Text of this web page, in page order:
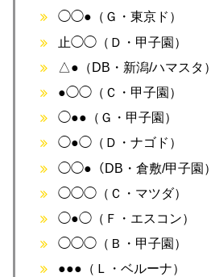
◯◯●（Ｇ・東京ド）
止◯◯（Ｄ・甲子園）
△●（DB・新潟/ハマスタ）
●◯◯（Ｃ・甲子園）
◯●●（Ｇ・甲子園）
◯●◯（Ｄ・ナゴド）
◯◯●（DB・倉敷/甲子園）
◯◯◯（Ｃ・マツダ）
◯●◯（Ｆ・エスコン）
◯◯◯（Ｂ・甲子園）
●●●（Ｌ・ベルーナ）